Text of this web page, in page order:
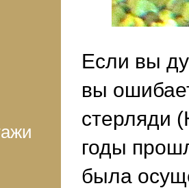
Если вы
вы
стерляди
годы
была